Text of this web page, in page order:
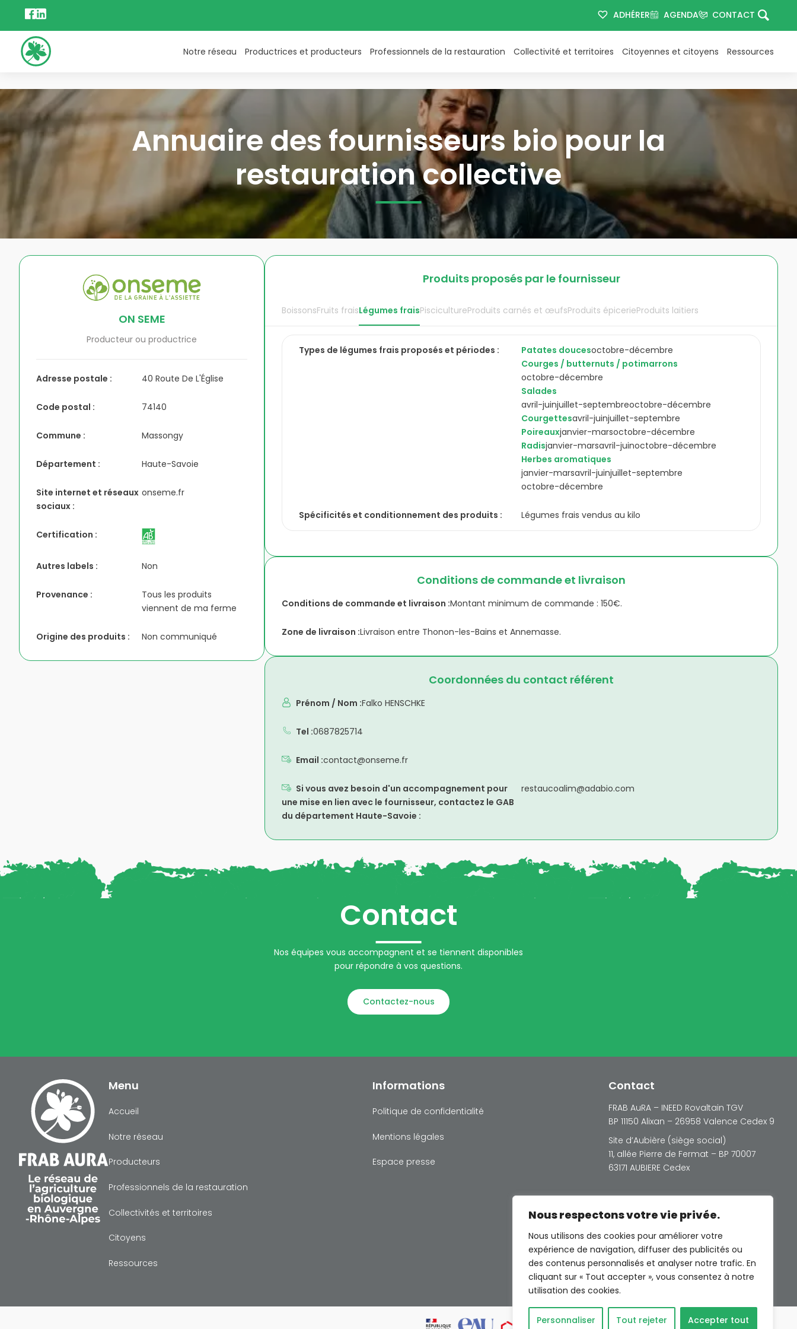
Nous respectons votre vie privée.
Nous utilisons des cookies pour améliorer votre
expérience de navigation, diffuser des publicités ou
des contenus personnalisés et analyser notre trafic. En
cliquant sur « Tout accepter », vous consentez à notre
utilisation des cookies.
Personnaliser Tout rejeter Accepter tout
ADHÉRER AGENDA CONTACT
Notre réseau Productrices et producteurs Professionnels de la restauration Collectivité et territoires Citoyennes et citoyens Ressources
Annuaire des fournisseurs bio pour la
restauration collective
ON SEME
Producteur ou productrice
Adresse postale : 40 Route De L'Église
Code postal : 74140
Commune : Massongy
Département : Haute-Savoie
Site internet et réseaux
sociaux :
onseme.fr
Certification :
Autres labels : Non
Provenance :
Tous les produits
viennent de ma ferme
Origine des produits : Non communiqué
Produits proposés par le fournisseur
BoissonsFruits fraisLégumes fraisPiscicultureProduits carnés et œufsProduits épicerieProduits laitiers
Types de légumes frais proposés et périodes : Patates doucesoctobre-décembre
Courges / butternuts / potimarrons
octobre-décembre
Salades
avril-juinjuillet-septembreoctobre-décembre
Courgettesavril-juinjuillet-septembre
Poireauxjanvier-marsoctobre-décembre
Radisjanvier-marsavril-juinoctobre-décembre
Herbes aromatiques
janvier-marsavril-juinjuillet-septembre
octobre-décembre
Spécificités et conditionnement des produits : Légumes frais vendus au kilo
Conditions de commande et livraison
Conditions de commande et livraison :Montant minimum de commande : 150€.
Zone de livraison :Livraison entre Thonon-les-Bains et Annemasse.
Coordonnées du contact référent
Prénom / Nom :Falko HENSCHKE
Tel :0687825714
Email :contact@onseme.fr
Si vous avez besoin d'un accompagnement pour
une mise en lien avec le fournisseur, contactez le GAB
du département Haute-Savoie :
restaucoalim@adabio.com
Contact
Nos équipes vous accompagnent et se tiennent disponibles
pour répondre à vos questions.
Contactez-nous
Menu
Accueil
Notre réseau
Producteurs
Professionnels de la restauration
Collectivités et territoires
Citoyens
Ressources
Informations
Politique de confidentialité
Mentions légales
Espace presse
Contact
FRAB AuRA – INEED Rovaltain TGV
BP 11150 Alixan – 26958 Valence Cedex 9
Site d’Aubière (siège social)
11, allée Pierre de Fermat – BP 70007
63171 AUBIERE Cedex
© Photos Freepik sauf indications
contraires